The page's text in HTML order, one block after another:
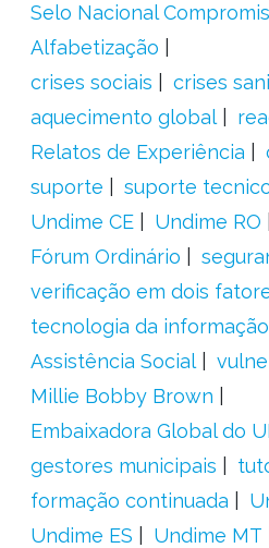
Selo Nacional
Alfabetização
crises sociais
crises
aquecimento global
Relatos de Experiência
suporte
suporte
Undime CE
Undime RO
Fórum Ordinário
verificação em dois
tecnologia da informação
Assistência Social
Millie Bobby Brown
Embaixadora Global do
gestores municipais
formação continuada
Undime ES
Undime MT